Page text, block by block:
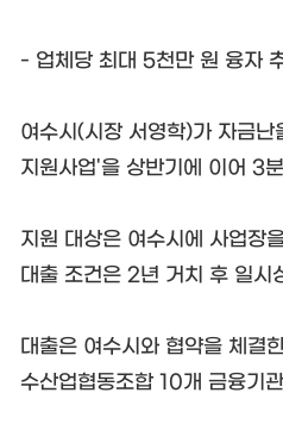
- 업체당 최대 5천만 원 융자
여수시(시장 서영학)가 자금
지원사업'을 상반기에 이어 3
지원 대상은 여수시에 사업장
대출 조건은 2년 거치 후 일시
대출은 여수시와 협약을 체결
수산업협동조합 10개 금융기